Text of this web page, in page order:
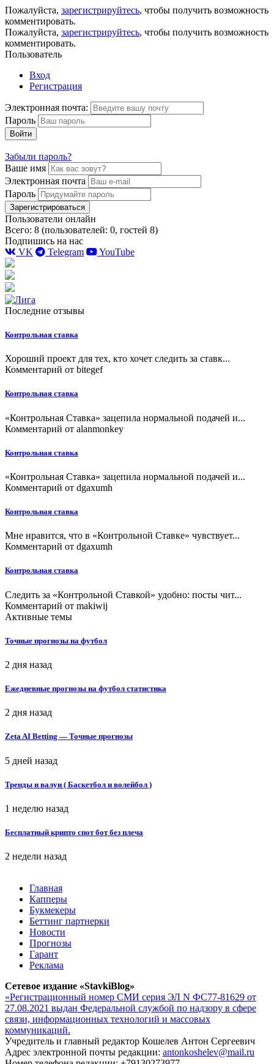
Пожалуйста, зарегистрируйтесь, чтобы получить возможность
комментировать.
Пожалуйста, зарегистрируйтесь, чтобы получить возможность
комментировать.
Пользователь
Вход
Регистрация
Электронная почта:
Пароль
Войти
Забыли пароль?
Ваше имя
Электронная почта
Пароль
Зарегистрироваться
Пользователи онлайн
Всего: 8 (пользователей: 0, гостей 8)
Подпишись на нас
VK
Telegram YouTube
Последние отзывы
Контрольная ставка
Хороший проект для тех, кто хочет следить за ставк...
Комментарий от bitegef
Контрольная ставка
«Контрольная Ставка» зацепила нормальной подачей и...
Комментарий от alanmonkey
Контрольная ставка
«Контрольная Ставка» зацепила нормальной подачей и...
Комментарий от dgaxumh
Контрольная ставка
Мне нравится, что в «Контрольной Ставке» чувствует...
Комментарий от dgaxumh
Контрольная ставка
Следить за «Контрольной Ставкой» удобно: посты чит...
Комментарий от makiwij
Активные темы
Точные прогнозы на футбол
2 дня назад
Ежедневные прогнозы на футбол статистика
2 дня назад
Zeta AI Betting — Точные прогнозы
5 дней назад
Тренды и валуи ( Баскетбол и волейбол )
1 неделю назад
Бесплатный крипто спот бот без плеча
2 недели назад
Главная
Капперы
Букмекеры
Беттинг партнерки
Новости
Прогнозы
Гарант
Реклама
Сетевое издание «StavkiBlog»
«Регистрационный номер СМИ серия ЭЛ N ФС77-81629 от
27.08.2021 выдан Федеральной службой по надзору в сфере
связи, информационных технологий и массовых
коммуникаций.
Учредитель и главный редактор Кошелев Антон Сергеевич
Адрес электронной почты редакции: antonkoshelev@mail.ru